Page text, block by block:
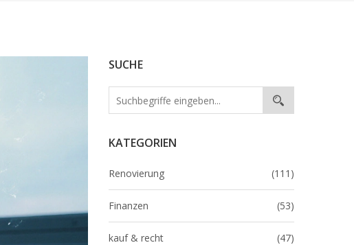
SUCHE
KATEGORIEN
Renovierung (111)
Finanzen (53)
kauf & recht (47)